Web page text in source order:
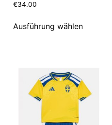
€34.00
Ausführung wählen